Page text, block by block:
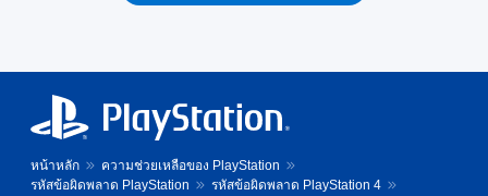
หน้าหลัก
ความช่วยเหลือของ PlayStation
รหัสข้อผิดพลาด PlayStation
รหัสข้อผิดพลาด PlayStation 4